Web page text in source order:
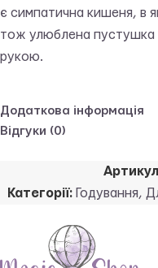
є симпатична кишеня, в
тож улюблена пустушка
рукою.
Додаткова інформація
Відгуки (0)
Категорії: Годування,